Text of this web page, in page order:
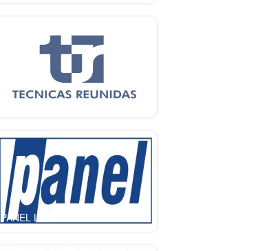
tr logo
PANEL LOGO